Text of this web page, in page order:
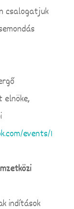
csalogatjuk
elnöke,
events/1
indítások